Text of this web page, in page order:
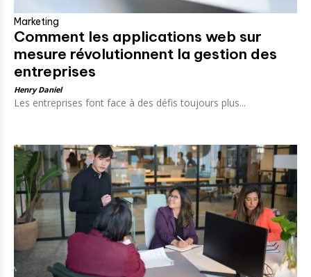
Marketing
Comment les applications web sur
mesure révolutionnent la gestion des
entreprises
Henry Daniel
Les entreprises font face à des défis toujours plus...